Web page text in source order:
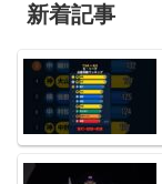
新着記事